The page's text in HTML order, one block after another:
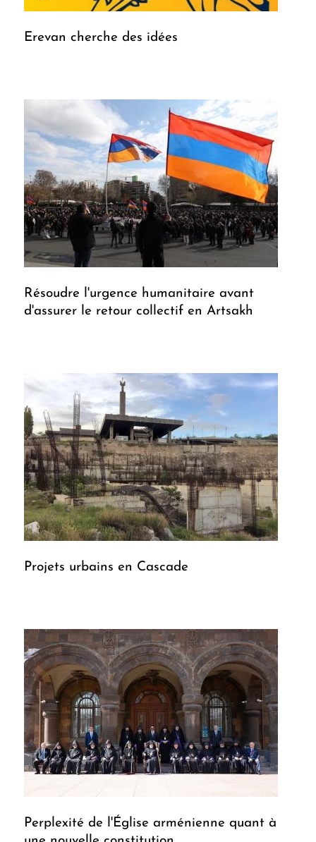
Erevan cherche des idées
Résoudre l'urgence humanitaire avant
d'assurer le retour collectif en Artsakh
Projets urbains en Cascade
Perplexité de l'Église arménienne quant à